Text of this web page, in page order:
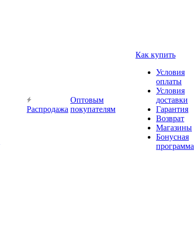
Распродажа
Оптовым
покупателям
Как купить
Условия
оплаты
Условия
доставки
Гарантия
Возврат
Магазины
Бонусная
программа